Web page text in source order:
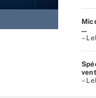
...
–
vent
–